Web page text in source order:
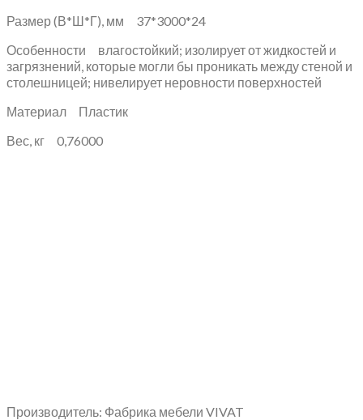
Размер (В*Ш*Г), мм 37*3000*24
Особенности влагостойкий; изолирует от жидкостей и
загрязнений, которые могли бы проникать между стеной и
столешницей; нивелирует неровности поверхностей
Материал Пластик
Вес, кг 0,76000
Производитель: Фабрика мебели VIVAT